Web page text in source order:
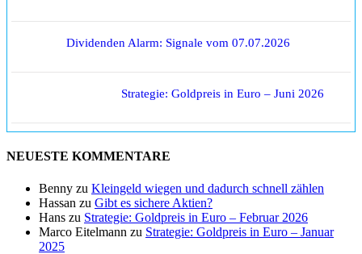
Dividenden Alarm: Signale vom 07.07.2026
Strategie: Goldpreis in Euro – Juni 2026
NEUESTE KOMMENTARE
Benny zu Kleingeld wiegen und dadurch schnell zählen
Hassan zu Gibt es sichere Aktien?
Hans zu Strategie: Goldpreis in Euro – Februar 2026
Marco Eitelmann zu Strategie: Goldpreis in Euro – Januar
2025